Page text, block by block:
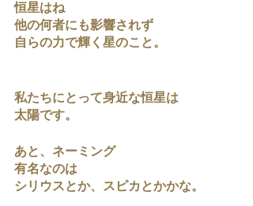
恒星はね
他の何者にも影響されず
自らの力で輝く星のこと。
私たちにとって身近な恒星は
太陽です。
あと、ネーミング
有名なのは
シリウスとか、スピカとかかな。